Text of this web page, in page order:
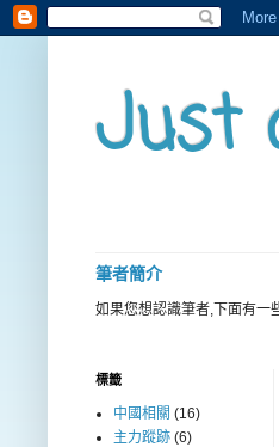
Just
筆者簡介
如果您想認識筆者,下面有一
標籤
中國相關 (16)
主力蹤跡 (6)